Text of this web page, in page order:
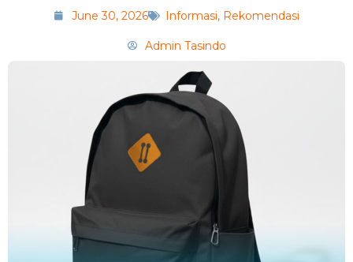
June 30, 2026 Informasi, Rekomendasi
Admin Tasindo